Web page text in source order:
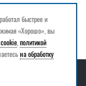
быстрее и
«Хорошо», вы
политикой
на обработку